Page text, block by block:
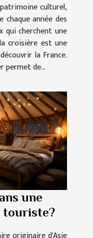
culturel,
année des
qui cherchent une
croisière est une
la France.
permet de...
une
touriste?